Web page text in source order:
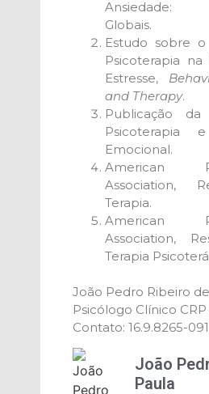
Ansiedade:
Globais.
Estudo sobre
Psicoterapia
Estresse,
and Therapy.
Publicação
Psicoterapia
Emocional.
American
Association,
Terapia.
American
Association,
Terapia
João Pedro Ribeiro
Psicólogo Clínico
Contato: 16.9.8265-
João
Paula